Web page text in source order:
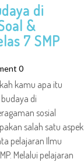
di
&
7 SMP
0
kamu apa itu
di
sosial
salah satu aspek
pelajaran Ilmu
Melalui pelajaran